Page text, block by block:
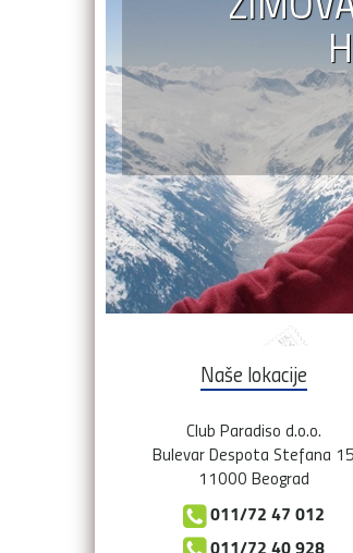
Naše lokacije
Club Paradiso d.o.o.
Bulevar Despota Stefana 15
11000 Beograd
011/72 47 012
011/72 40 928